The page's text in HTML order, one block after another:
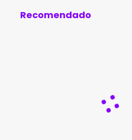
Padaria
Recomendado